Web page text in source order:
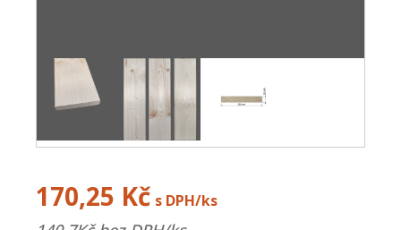
170,25 Kč s DPH/ks